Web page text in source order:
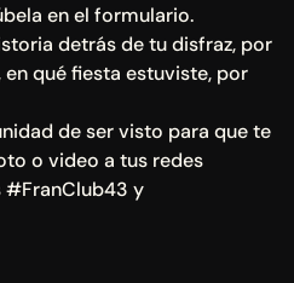
en el formulario.
detrás de tu disfraz, por
qué fiesta estuviste, por
de ser visto para que te
o video a tus redes
#FranClub43 y